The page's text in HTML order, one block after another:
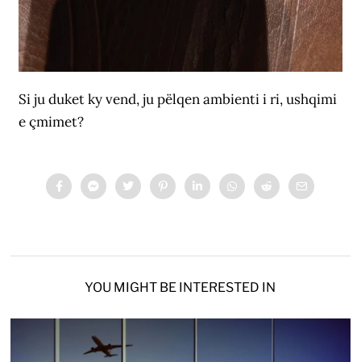
Si ju duket ky vend, ju pëlqen ambienti i ri, ushqimi
e çmimet?
YOU MIGHT BE INTERESTED IN